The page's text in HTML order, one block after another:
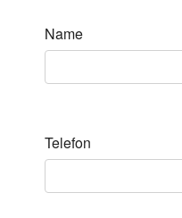
Name
Telefon